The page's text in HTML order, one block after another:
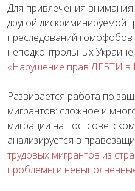
Для привлечения
другой дискриминируемой
преследований гомофобов
неподконтрольных
«Нарушение прав ЛГБТИ в
Развивается работа по
мигрантов: сложное и
миграции на
анализируется в
трудовых мигрантов из
проблемы и